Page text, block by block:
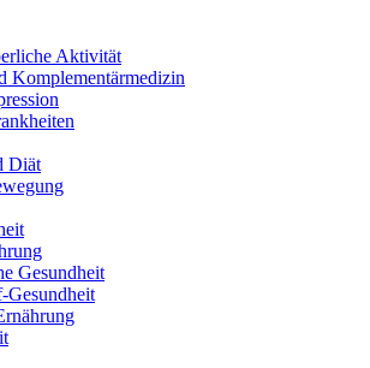
Aktivität
Komplementärmedizin
Diät
Gesundheit
Gesundheit